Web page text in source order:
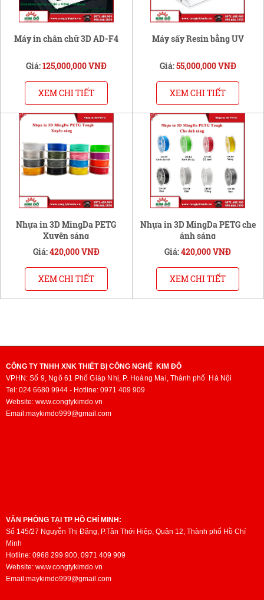
Máy in chân chữ 3D AD-F4
Giá:125,000,000 VNĐ
XEM CHI TIẾT
Máy sấy Resin bằng UV
Giá:55,000,000 VNĐ
XEM CHI TIẾT
Nhựa in 3D MingDa PETG
Xuyên sáng
Giá:420,000 VNĐ
XEM CHI TIẾT
Nhựa in 3D MingDa PETG che
ánh sáng
Giá:420,000 VNĐ
XEM CHI TIẾT
CÔNG TY TNHH XNK THIẾT BỊ CÔNG NGHỆ KIM ĐÔ
VPHN: Số 9, Ngõ 61 Phố Giáp Nhị, P. Hoàng Mai,Thành phố Hà Nội
Tel: 024 6680 9944 - Hotline: 0971 409 909
Website: www.congtykimdo.vn
Email:maykimdo999@gmail.com
VĂN PHÒNG TẠI TP HỒ CHÍ MINH:
Số 145/27 Nguyễn Thị Đặng, P.Tân Thới Hiệp, Quận 12, Thành phố Hồ Chí
Minh
Hotline: 0968 299 900, 0971 409 909
Website: www.congtykimdo.vn
Email:maykimdo999@gmail.com